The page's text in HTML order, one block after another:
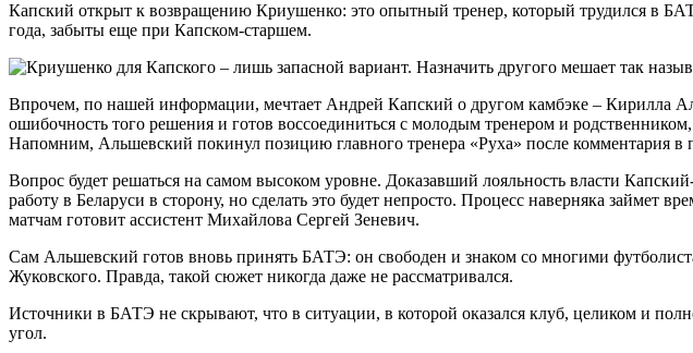
Капский открыт к возвращению Криушенко: это опытный тренер, который трудился в
года, забыты еще при Капском-старшем.
Впрочем, по нашей информации, мечтает Андрей Капский о другом камбэке – Кирилла
ошибочность того решения и готов воссоединиться с молодым тренером и
Напомним, Альшевский покинул позицию главного тренера «Руха» после комментария в
Вопрос будет решаться на самом высоком уровне. Доказавший лояльность власти
работу в Беларуси в сторону, но сделать это будет непросто. Процесс наверняка
матчам готовит ассистент Михайлова Сергей Зеневич.
Сам Альшевский готов вновь принять БАТЭ: он свободен и знаком со многими
Жуковского. Правда, такой сюжет никогда даже не рассматривался.
Источники в БАТЭ не скрывают, что в ситуации, в которой оказался клуб, целиком и
угол.